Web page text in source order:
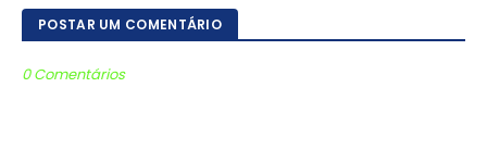
POSTAR UM COMENTÁRIO
0 Comentários